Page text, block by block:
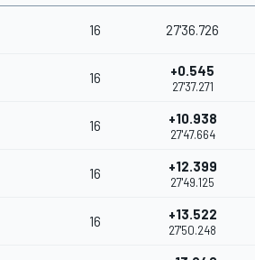
16 27'36.726
16 +0.545
27'37.271
16 +10.938
27'47.664
16 +12.399
27'49.125
16 +13.522
27'50.248